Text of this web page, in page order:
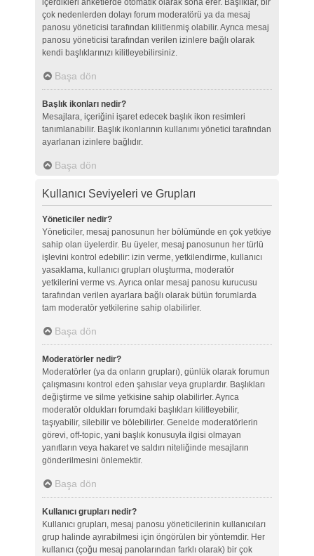
içerdikleri anketlerde otomatik olarak sona erer. Başlıklar, bir
çok nedenlerden dolayı forum moderatörü ya da mesaj
panosu yöneticisi tarafından kilitlenmiş olabilir. Ayrıca mesaj
panosu yöneticisi tarafından verilen izinlere bağlı olarak
kendi başlıklarınızı kilitleyebilirsiniz.
Başa dön
Başlık ikonları nedir?
Mesajlara, içeriğini işaret edecek başlık ikon resimleri
tanımlanabilir. Başlık ikonlarının kullanımı yönetici tarafından
ayarlanan izinlere bağlıdır.
Başa dön
Kullanıcı Seviyeleri ve Grupları
Yöneticiler nedir?
Yöneticiler, mesaj panosunun her bölümünde en çok yetkiye
sahip olan üyelerdir. Bu üyeler, mesaj panosunun her türlü
işlevini kontrol edebilir: izin verme, yetkilendirme, kullanıcı
yasaklama, kullanıcı grupları oluşturma, moderatör
yetkilerini verme vs. Ayrıca onlar mesaj panosu kurucusu
tarafından verilen ayarlara bağlı olarak bütün forumlarda
tam moderatör yetkilerine sahip olabilirler.
Başa dön
Moderatörler nedir?
Moderatörler (ya da onların grupları), günlük olarak forumun
çalışmasını kontrol eden şahıslar veya gruplardır. Başlıkları
değiştirme ve silme yetkisine sahip olabilirler. Ayrıca
moderatör oldukları forumdaki başlıkları kilitleyebilir,
taşıyabilir, silebilir ve bölebilirler. Genelde moderatörlerin
görevi, off-topic, yani başlık konusuyla ilgisi olmayan
yanıtların veya hakaret ve saldırı niteliğinde mesajların
gönderilmesini önlemektir.
Başa dön
Kullanıcı grupları nedir?
Kullanıcı grupları, mesaj panosu yöneticilerinin kullanıcıları
grup halinde ayırabilmesi için öngörülen bir yöntemdir. Her
kullanıcı (çoğu mesaj panolarından farklı olarak) bir çok